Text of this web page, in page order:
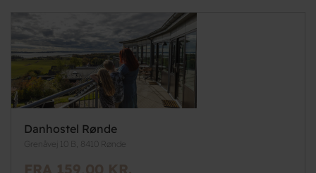
Danhostel Rønde
Grenåvej 10 B, 8410 Rønde
FRA 159,00 KR.